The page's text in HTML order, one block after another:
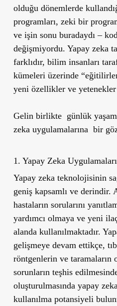
olduğu dönemlerde
programları, zeki bir
ve işin sonu buradaydı –
değişmiyordu. Yapay zeka
farklıdır, bilim insanları
kümeleri üzerinde
yeni özellikler ve yetenekler
Gelin birlikte günlük
zeka uygulamalarına bir
1. Yapay Zeka Uygulamaları
Yapay zeka teknolojisinin
geniş kapsamlı ve derindir.
hastaların sorularını
yardımcı olmaya ve yeni
alanda kullanılmaktadır.
gelişmeye devam ettikçe,
röntgenlerin ve taramaların
sorunların teşhis
oluşturulmasında yapay
kullanılma potansiyeli